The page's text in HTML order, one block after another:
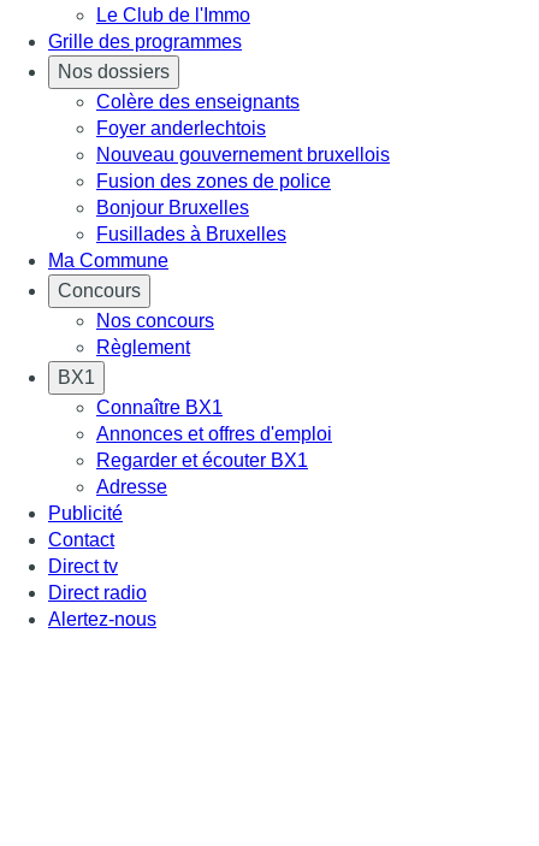
Le Club de l'Immo
Grille des programmes
Nos dossiers
Colère des enseignants
Foyer anderlechtois
Nouveau gouvernement bruxellois
Fusion des zones de police
Bonjour Bruxelles
Fusillades à Bruxelles
Ma Commune
Concours
Nos concours
Règlement
BX1
Connaître BX1
Annonces et offres d'emploi
Regarder et écouter BX1
Adresse
Publicité
Contact
Direct tv
Direct radio
Alertez-nous